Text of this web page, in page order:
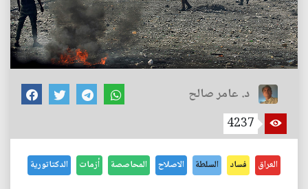
د. عامر صالح
4237
العراق فساد السلطة الاصلاح المحاصصة أزمات الدكتاتورية